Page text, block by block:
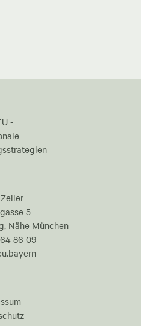
-
5
Nähe München
86 09